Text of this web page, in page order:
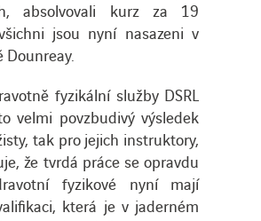
absolvovali kurz za 19
jsou nyní nasazeni v
Dounreay.
fyzikální služby DSRL
velmi povzbudivý výsledek
tak pro jejich instruktory,
že tvrdá práce se opravdu
fyzikové nyní mají
která je v jaderném